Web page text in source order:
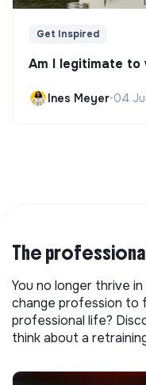
Get Inspired
Am I legitimate
Ines Meyer•04
The
You no longer thrive
change profession to
professional life?
think about a